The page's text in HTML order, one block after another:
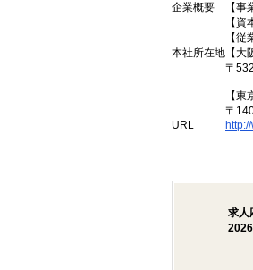
企業概要
【
【
【
本社所在地 【大
〒
【東
〒
URL
求人